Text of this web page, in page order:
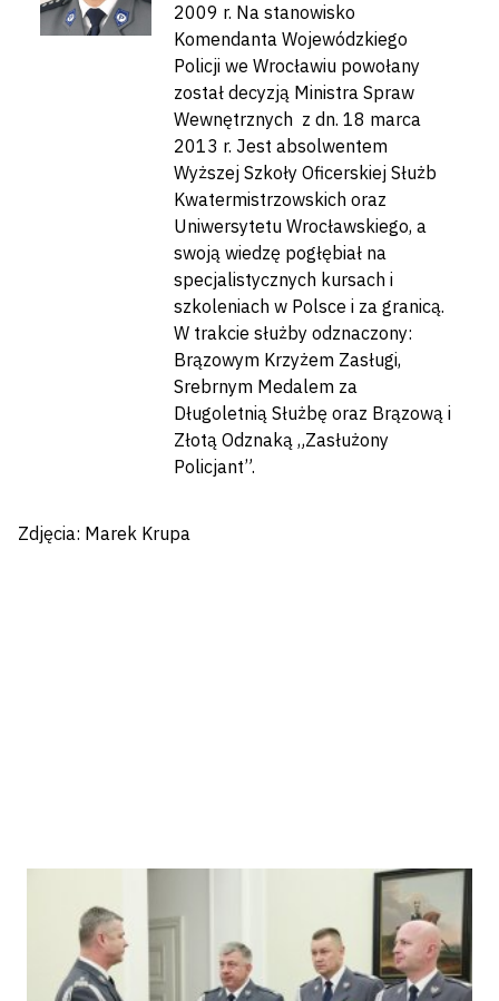
2009 r. Na stanowisko
Komendanta Wojewódzkiego
Policji we Wrocławiu powołany
został decyzją Ministra Spraw
Wewnętrznych z dn. 18 marca
2013 r. Jest absolwentem
Wyższej Szkoły Oficerskiej Służb
Kwatermistrzowskich oraz
Uniwersytetu Wrocławskiego, a
swoją wiedzę pogłębiał na
specjalistycznych kursach i
szkoleniach w Polsce i za granicą.
W trakcie służby odznaczony:
Brązowym Krzyżem Zasługi,
Srebrnym Medalem za
Długoletnią Służbę oraz Brązową i
Złotą Odznaką „Zasłużony
Policjant”.
Zdjęcia: Marek Krupa